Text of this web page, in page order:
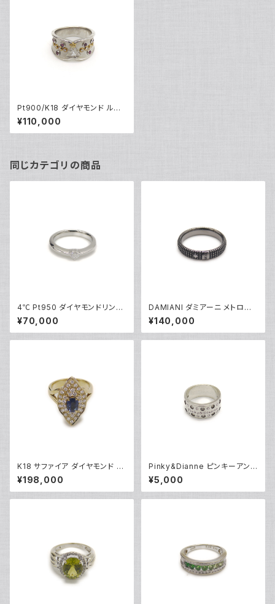
Pt900/K18 ダイヤモンド ルビ
ー クリスマスツリー デザインリ
ング プラチナ 18金 指輪 13号 Y
04441
¥110,000
同じカテゴリの商品
4℃ Pt950 ダイヤモンドリング
[True Love] プラチナ 指輪 8
号 Y05242
¥70,000
DAMIANI ダミアーニ メトロポ
リタンドリーム 1Pダイヤモンド
リング K18WG 18金 指輪 17号
Y05256
¥140,000
K18 サファイア ダイヤモンド デ
ザインリング 18金 指輪 12号 Y
05246
¥198,000
Pinky&Dianne ピンキーアンド
ダイアン シルバーリング 指輪 9
号 Y04624
¥5,000